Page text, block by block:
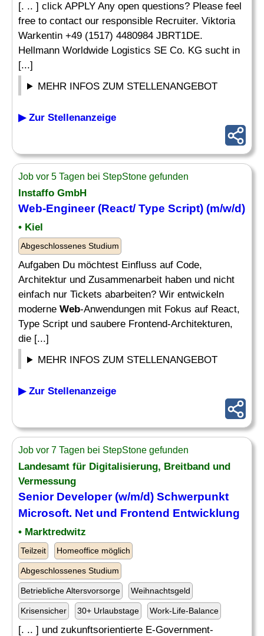
[. .. ] click APPLY Any open questions? Please feel
free to contact our responsible Recruiter. Viktoria
Warkentin +49 (1517) 4480984 JBRT1DE.
Hellmann Worldwide Logistics SE Co. KG sucht in
[...]
MEHR INFOS ZUM STELLENANGEBOT
▶ Zur Stellenanzeige
Job vor 5 Tagen bei StepStone gefunden
Instaffo GmbH
Web-Engineer (React/ Type Script) (m/w/d)
• Kiel
Abgeschlossenes Studium
Aufgaben Du möchtest Einfluss auf Code,
Architektur und Zusammenarbeit haben und nicht
einfach nur Tickets abarbeiten? Wir entwickeln
moderne Web-Anwendungen mit Fokus auf React,
Type Script und saubere Frontend-Architekturen,
die [...]
MEHR INFOS ZUM STELLENANGEBOT
▶ Zur Stellenanzeige
Job vor 7 Tagen bei StepStone gefunden
Landesamt für Digitalisierung, Breitband und
Vermessung
Senior Developer(w/m/d) Schwerpunkt
Microsoft. Net und Frontend Entwicklung
• Marktredwitz
Teilzeit Homeoffice möglich
Abgeschlossenes Studium
Betriebliche Altersvorsorge Weihnachtsgeld
Krisensicher 30+ Urlaubstage Work-Life-Balance
[. .. ] und zukunftsorientierte E-Government-